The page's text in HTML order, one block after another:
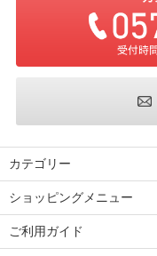
カテゴリー
ショッピングメニュー
ご利用ガイド